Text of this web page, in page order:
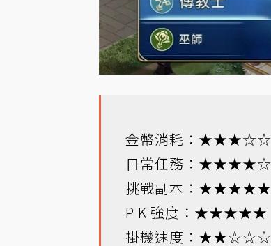
金幣消耗：★★★☆☆
日常任務：★★★★☆
挑戰副本：★★★★★
P K 強度：★★★★★
掛機速度：★★☆☆☆